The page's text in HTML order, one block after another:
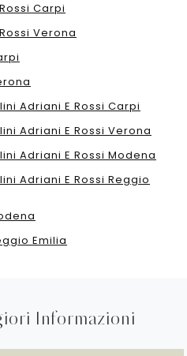
Carpi
Verona
Adriani E Rossi Carpi
Adriani E Rossi Verona
Adriani E Rossi Modena
Adriani E Rossi Reggio
Emilia
Informazioni